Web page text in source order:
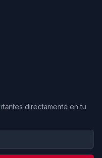
directamente en tu